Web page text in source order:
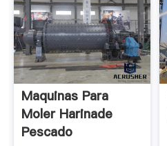
Maquinas Para
Moler Harinade
Pescado